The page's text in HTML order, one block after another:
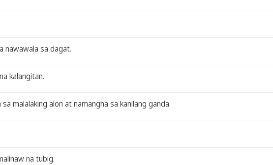
nawawala sa dagat.
kalangitan.
malalaking alon at namangha sa kanilang ganda.
na tubig.